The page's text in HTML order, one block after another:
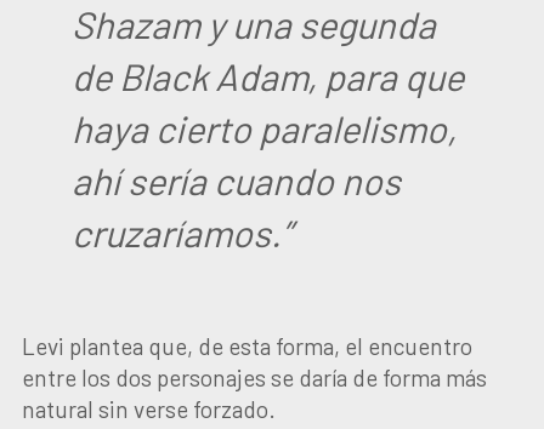
Shazam y una segunda
de Black Adam, para que
haya cierto paralelismo,
ahí sería cuando nos
cruzaríamos.”
Levi plantea que, de esta forma, el encuentro
entre los dos personajes se daría de forma más
natural sin verse forzado.